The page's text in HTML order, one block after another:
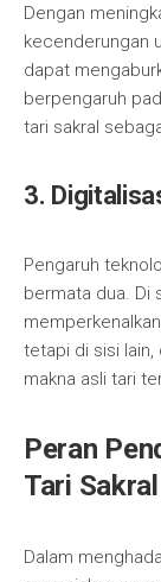
Dengan
kecenderungan
dapat
berpengaruh
tari sakral
3.
Pengaruh
bermata dua. Di
tetapi di sisi
makna asli tari
Peran
Tari Sakral
Dalam